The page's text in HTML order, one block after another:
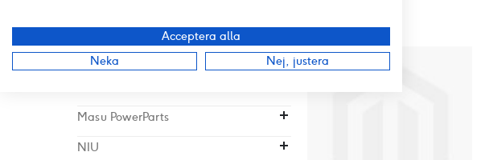
Stötdämpare
MASU Snöslunga
Masu PowerParts
NIU
Acceptera alla
Neka
Nej, justera